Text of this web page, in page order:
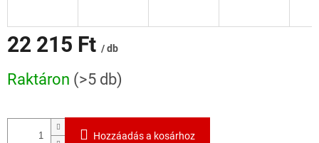
22 215 Ft / db
Raktáron (>5 db)
Hozzáadás a kosárhoz